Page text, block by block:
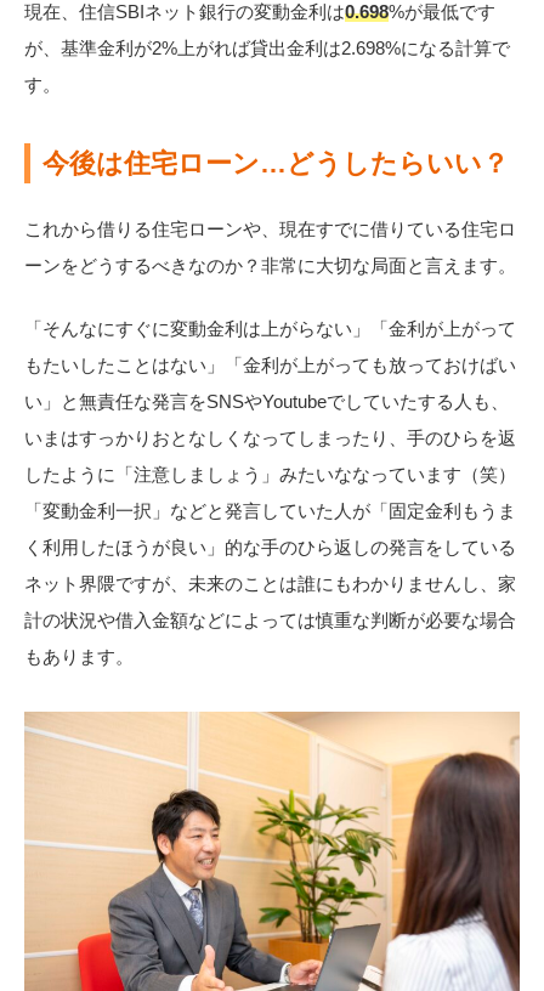
現在、住信SBIネット銀行の変動金利は0.698%が最低です
が、基準金利が2%上がれば貸出金利は2.698%になる計算で
す。
今後は住宅ローン…どうしたらいい？
これから借りる住宅ローンや、現在すでに借りている住宅ロ
ーンをどうするべきなのか？非常に大切な局面と言えます。
「そんなにすぐに変動金利は上がらない」「金利が上がって
もたいしたことはない」「金利が上がっても放っておけばい
い」と無責任な発言をSNSやYoutubeでしていたする人も、
いまはすっかりおとなしくなってしまったり、手のひらを返
したように「注意しましょう」みたいななっています（笑）
「変動金利一択」などと発言していた人が「固定金利もうま
く利用したほうが良い」的な手のひら返しの発言をしている
ネット界隈ですが、未来のことは誰にもわかりませんし、家
計の状況や借入金額などによっては慎重な判断が必要な場合
もあります。